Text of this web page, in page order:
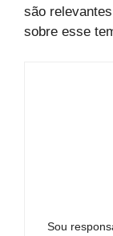
são
sobre esse
Sou